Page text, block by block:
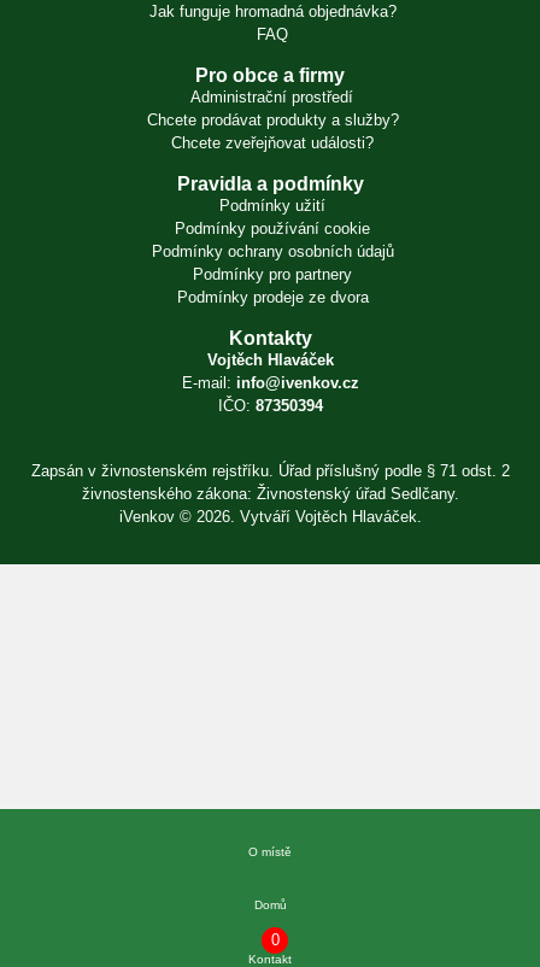
Jak funguje hromadná objednávka?
FAQ
Pro obce a firmy
Administrační prostředí
Chcete prodávat produkty a služby?
Chcete zveřejňovat události?
Pravidla a podmínky
Podmínky užití
Podmínky používání cookie
Podmínky ochrany osobních údajů
Podmínky pro partnery
Podmínky prodeje ze dvora
Kontakty
Vojtěch Hlaváček
E-mail: info@ivenkov.cz
IČO: 87350394
Zapsán v živnostenském rejstříku. Úřad příslušný podle § 71 odst. 2
živnostenského zákona: Živnostenský úřad Sedlčany.
iVenkov © 2026. Vytváří Vojtěch Hlaváček
O místě
Domů
Kontakt
0